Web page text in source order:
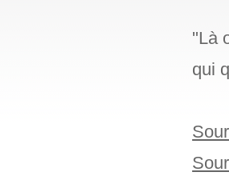
"Là
qui